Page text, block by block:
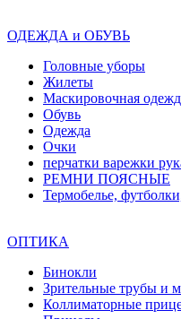
ОДЕЖДА и ОБУВЬ
Головные уборы
Жилеты
Маскировочная
Обувь
Одежда
Очки
перчатки варежки
РЕМНИ ПОЯСНЫЕ
Термобелье,
ОПТИКА
Бинокли
Зрительные трубы и
Коллиматорные